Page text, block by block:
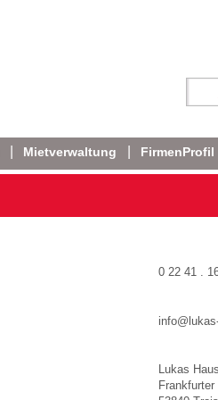
Mietverwaltung FirmenProfil
0 22 41 .
Lukas